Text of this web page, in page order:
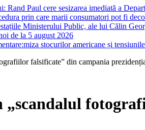
Paul cere sesizarea imediată a
prin care marii consumatori pot fi
Ministerului Public, ale lui Călin
de la 5 august 2026
stocurilor americane și
falsificate” din campania
„scandalul